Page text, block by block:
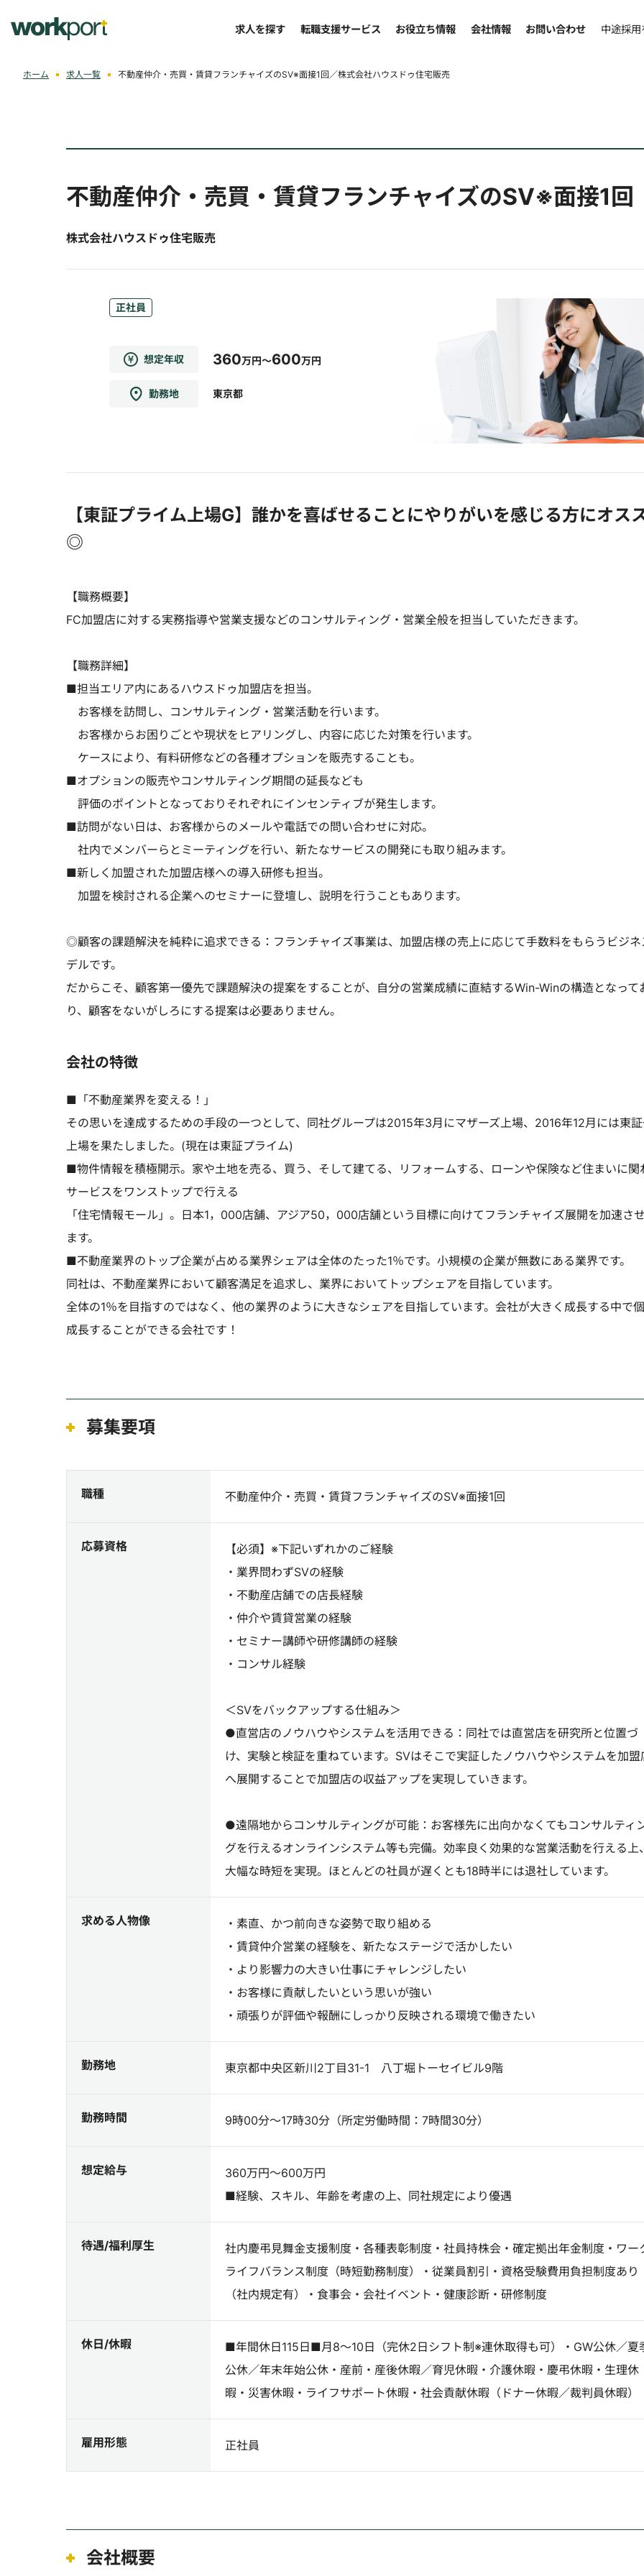
求人を探す 転職支援サービス お役立ち情報 会社情報 お問い合わせ 中途採
ホーム 求人一覧 不動産仲介・売買・賃貸フランチャイズのSV※面接1回／株式会社ハウスドゥ住宅販売
不動産仲介・売買・賃貸フランチャイズのSV※面接1回
株式会社ハウスドゥ住宅販売
正社員
想定年収 360万円～600万円
勤務地 東京都
【東証プライム上場G】誰かを喜ばせることにやりがいを感じる方にオス
◎
【職務概要】
FC加盟店に対する実務指導や営業支援などのコンサルティング・営業全般を担当していただきます。
【職務詳細】
■担当エリア内にあるハウスドゥ加盟店を担当。
お客様を訪問し、コンサルティング・営業活動を行います。
お客様からお困りごとや現状をヒアリングし、内容に応じた対策を行います。
ケースにより、有料研修などの各種オプションを販売することも。
■オプションの販売やコンサルティング期間の延長なども
評価のポイントとなっておりそれぞれにインセンティブが発生します。
■訪問がない日は、お客様からのメールや電話での問い合わせに対応。
社内でメンバーらとミーティングを行い、新たなサービスの開発にも取り組みます。
■新しく加盟された加盟店様への導入研修も担当。
加盟を検討される企業へのセミナーに登壇し、説明を行うこともあります。
◎顧客の課題解決を純粋に追求できる：フランチャイズ事業は、加盟店様の売上に応じて手数料をもらうビジネ
デルです。
だからこそ、顧客第一優先で課題解決の提案をすることが、自分の営業成績に直結するWin-Winの構造となって
り、顧客をないがしろにする提案は必要ありません。
会社の特徴
■「不動産業界を変える！」
その思いを達成するための手段の一つとして、同社グループは2015年3月にマザーズ上場、2016年12月には東
上場を果たしました。(現在は東証プライム)
■物件情報を積極開示。家や土地を売る、買う、そして建てる、リフォームする、ローンや保険など住まいに関
サービスをワンストップで行える
「住宅情報モール」。日本1，000店舗、アジア50，000店舗という目標に向けてフランチャイズ展開を加速さ
ます。
■不動産業界のトップ企業が占める業界シェアは全体のたった1％です。小規模の企業が無数にある業界です。
同社は、不動産業界において顧客満足を追求し、業界においてトップシェアを目指しています。
全体の1％を目指すのではなく、他の業界のように大きなシェアを目指しています。会社が大きく成長する中で
成長することができる会社です！
募集要項
職種 不動産仲介・売買・賃貸フランチャイズのSV※面接1回
応募資格
【必須】※下記いずれかのご経験
・業界問わずSVの経験
・不動産店舗での店長経験
・仲介や賃貸営業の経験
・セミナー講師や研修講師の経験
・コンサル経験
＜SVをバックアップする仕組み＞
●直営店のノウハウやシステムを活用できる：同社では直営店を研究所と位置づ
け、実験と検証を重ねています。SVはそこで実証したノウハウやシステムを加盟
へ展開することで加盟店の収益アップを実現していきます。
●遠隔地からコンサルティングが可能：お客様先に出向かなくてもコンサルティ
グを行えるオンラインシステム等も完備。効率良く効果的な営業活動を行える上
大幅な時短を実現。ほとんどの社員が遅くとも18時半には退社しています。
求める人物像
・素直、かつ前向きな姿勢で取り組める
・賃貸仲介営業の経験を、新たなステージで活かしたい
・より影響力の大きい仕事にチャレンジしたい
・お客様に貢献したいという思いが強い
・頑張りが評価や報酬にしっかり反映される環境で働きたい
勤務地 東京都中央区新川2丁目31-1 八丁堀トーセイビル9階
勤務時間 9時00分～17時30分（所定労働時間：7時間30分）
想定給与
360万円～600万円
■経験、スキル、年齢を考慮の上、同社規定により優遇
待遇/福利厚生
社内慶弔見舞金支援制度・各種表彰制度・社員持株会・確定拠出年金制度・ワー
ライフバランス制度（時短勤務制度）・従業員割引・資格受験費用負担制度あり
（社内規定有）・食事会・会社イベント・健康診断・研修制度
休日/休暇
■年間休日115日■月8～10日（完休2日シフト制※連休取得も可）・GW公休／夏
公休／年末年始公休・産前・産後休暇／育児休暇・介護休暇・慶弔休暇・生理休
暇・災害休暇・ライフサポート休暇・社会貢献休暇（ドナー休暇／裁判員休暇）
雇用形態 正社員
会社概要